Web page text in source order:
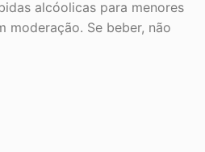
alcóolicas para menores
moderação. Se beber, não